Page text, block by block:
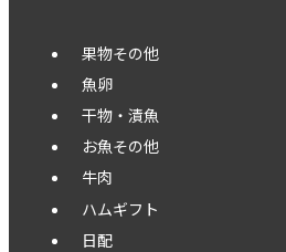
果物その他
魚卵
干物・漬魚
お魚その他
牛肉
ハムギフト
日配